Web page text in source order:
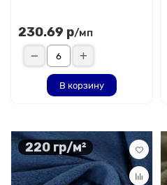
230.69 р/мп
В корзину
220 гр/м²